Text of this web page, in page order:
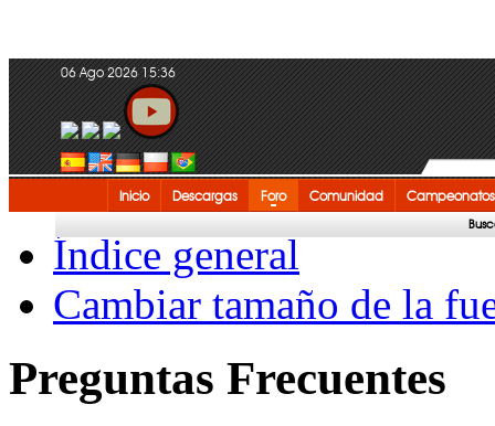
06 Ago 2026 15:36
Inicio Descargas Foro Comunidad Campeonatos
Índice general
Cambiar tamaño de la
Preguntas Frecuentes